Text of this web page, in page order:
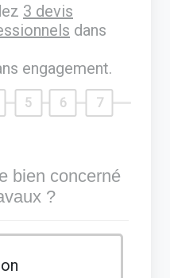
3 devis
dans
engagement.
5 6 7
bien concerné
?